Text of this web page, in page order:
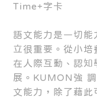
Time+字卡
語文能力是一切能
立很重要。從小培
在人際互動、認知
展。KUMON強
文能力，除了藉此